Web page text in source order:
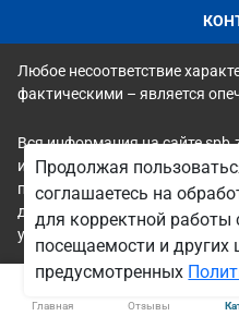
Любое несоответствие
фактическими – является
Вся информация на сайте
исключительно
при каких условиях не
дополнительную информацию
указанным на сайте.
Главная Отзывы
Продолжая
соглашаетесь на
для корректной работы
посещаемости и других
предусмотренных